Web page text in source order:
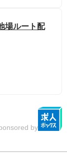
場ルート配
by